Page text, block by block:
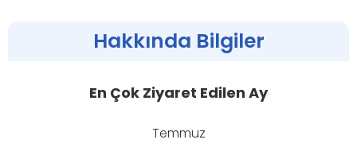
Hakkında Bilgiler
En Çok Ziyaret Edilen Ay
Temmuz